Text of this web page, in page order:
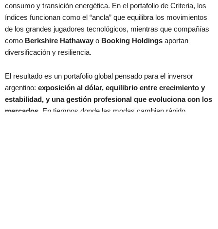
consumo y transición energética. En el portafolio de Criteria, los
índices funcionan como el “ancla” que equilibra los movimientos
de los grandes jugadores tecnológicos, mientras que compañías
como Berkshire Hathaway o Booking Holdings aportan
diversificación y resiliencia.
El resultado es un portafolio global pensado para el inversor
argentino: exposición al dólar, equilibrio entre crecimiento y
estabilidad, y una gestión profesional que evoluciona con los
mercados . En tiempos donde las modas cambian rápido,